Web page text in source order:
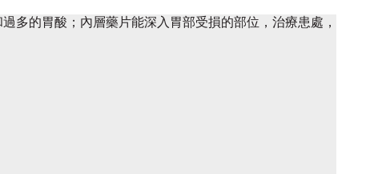
多的胃酸；內層藥片能深入胃部受損的部位，治療患處，